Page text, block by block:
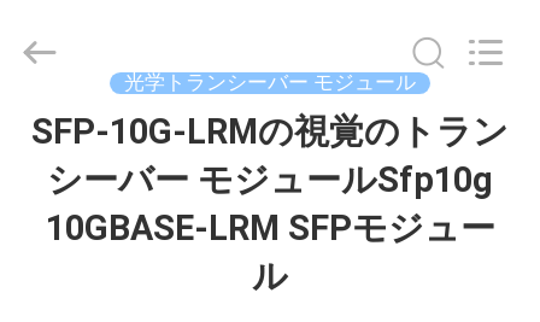
家
Equipment
光学トランシーバー モジュール
SFP-10G-LRMの視覚のトラン
シーバー モジュールSfp10g
10GBASE-LRM SFPモジュー
ル